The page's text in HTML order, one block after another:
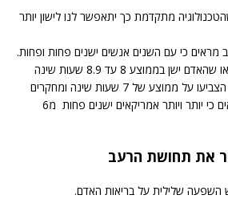
מתקדמת כך יתאפשר לנו לישון יותר
מראים כי עם השנים אנשים ישנים פחות ופחות.
סקרים שנערכו ב1960 הראו שהאדם ישן בממוצע 8 עד 8.9 שעות שינה
ביום, וב1995 סקרי השינה הצביעו על ממוצע של 7 שעות שינה ומחקרים
מאוחרים יותר (2004) מראים כי יותר ויותר אמריקאים ישנים פחות מ6
את תחושת הרעב
השפעה שלילית על בריאות האדם.